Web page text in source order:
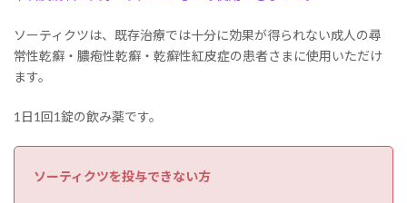
ソーティクツは、既存治療では十分に効果が得られない成人の尋
常性乾癬・膿疱性乾癬・乾癬性紅皮症の患者さまに使用いただけ
ます。
1日1回1錠の飲み薬です。
ソーティクツを投与できない方